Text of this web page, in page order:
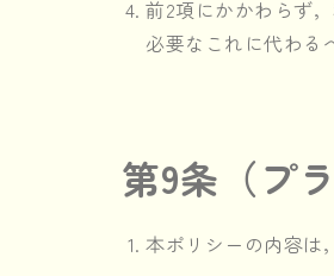
前2項にかかわらず
必要なこれに代わる
第9条（プ
本ポリシーの内容は